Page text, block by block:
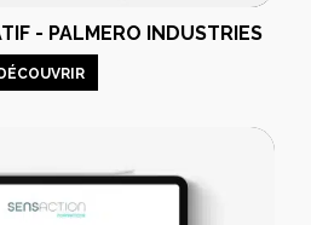
- PALMERO INDUSTRIES
DÉCOUVRIR